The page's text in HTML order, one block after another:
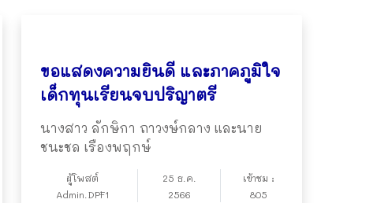
ขอแสดงความยินดี และภาคภูมิใจ
เด็กทุนเรียนจบปริญาตรี
นางสาว ลักษิกา ถาวงษ์กลาง และนาย
ชนะชล เรืองพฤกษ์
ผู้โพสต์
Admin.DPF1
25 ธ.ค.
2566
เข้าชม :
805